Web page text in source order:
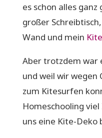
es schon alles
großer
Wand und mein
Aber trotzdem war
und weil wir wegen
zum Kitesurfen
Homeschooling
uns eine Kite-Deko